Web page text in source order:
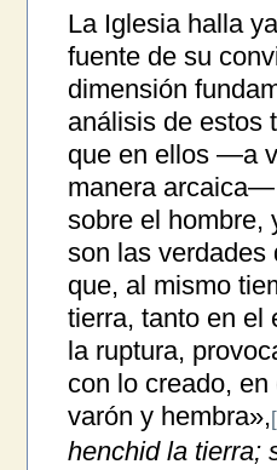
La Iglesia halla
fuente de su
dimensión
análisis de estos
que en ellos —a
manera arcaica—
sobre el hombre,
son las verdades
que, al mismo
tierra, tanto en el
la ruptura,
con lo creado,
varón y hembra»,
henchid la tierra;